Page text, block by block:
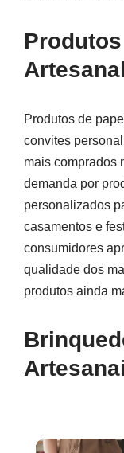
Artesanal
Produtos de
convites
mais comprados
demanda por
personalizados
casamentos e
consumidores
qualidade dos
produtos ainda